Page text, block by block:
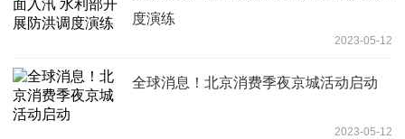
度演练
2023-05-12
全球消息！北京消费季夜京城活动启动
2023-05-12